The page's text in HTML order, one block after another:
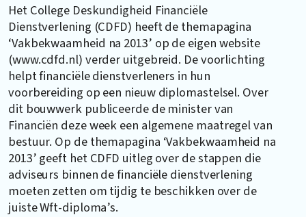
Het College Deskundigheid Financiële
Dienstverlening (CDFD) heeft de themapagina
‘Vakbekwaamheid na 2013’ op de eigen website
(www.cdfd.nl) verder uitgebreid. De voorlichting
helpt financiële dienstverleners in hun
voorbereiding op een nieuw diplomastelsel. Over
dit bouwwerk publiceerde de minister van
Financiën deze week een algemene maatregel van
bestuur. Op de themapagina ‘Vakbekwaamheid na
2013’ geeft het CDFD uitleg over de stappen die
adviseurs binnen de financiële dienstverlening
moeten zetten om tijdig te beschikken over de
juiste Wft-diploma’s.